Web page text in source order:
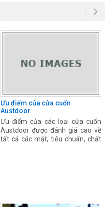
Ưu điểm của cửa cuốn
Austdoor
Ưu điểm của các loại cửa cuốn
Austdoor được đánh giá cao về
tất cả các mặt, tiêu chuẩn, chất